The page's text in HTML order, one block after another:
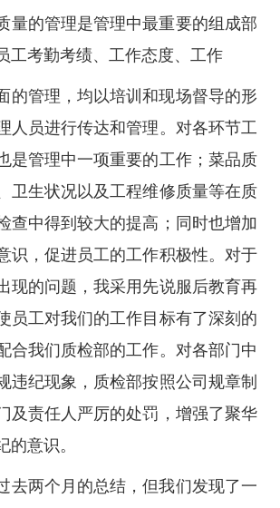
量的管理是管理中最重要的组成部
工考勤考绩、工作态度、工作
的管理，均以培训和现场督导的形
人员进行传达和管理。对各环节工
是管理中一项重要的工作；菜品质
卫生状况以及工程维修质量等在质
查中得到较大的提高；同时也增加
识，促进员工的工作积极性。对于
现的问题，我采用先说服后教育再
员工对我们的工作目标有了深刻的
合我们质检部的工作。对各部门中
违纪现象，质检部按照公司规章制
及责任人严厉的处罚，增强了聚华
的意识。
去两个月的总结，但我们发现了一